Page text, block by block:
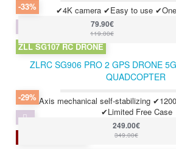
✔4K camera ✔Easy to use
-33%
ZLL SG107 RC DRONE
79.90€
119.00€
ZLRC SG906 PRO 2 GPS DRONE
QUADCOPTER
✔3-Axis mechanical self-stabilizing
✔Limited Free Case
-29%
249.00€
349.00€